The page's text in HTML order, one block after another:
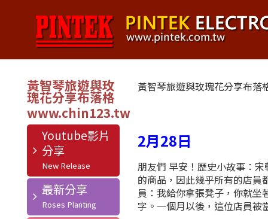
黃智琴旅遊與玫
瑰花分享布落格
Youtube影片
分享
最新分享
黃智琴旅遊與玫瑰花分享布落
2月28日
朋友們 早安！歷史小故事：
的商品，因此幾乎所有的店員
員：我給你拿張凳子，你就
字。一個月以後，這位店員被